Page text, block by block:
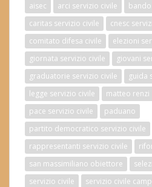
aisec arci servizio civile
caritas servizio civile
cnesc
comitato difesa civile
elezioni
giornata servizio civile
giovani
graduatorie servizio civile
guida
legge servizio civile
matteo renzi
pace servizio civile
paduano
partito democratico servizio civile
rappresentanti servizio civile
san massimiliano obiettore
servizio civile
servizio civile